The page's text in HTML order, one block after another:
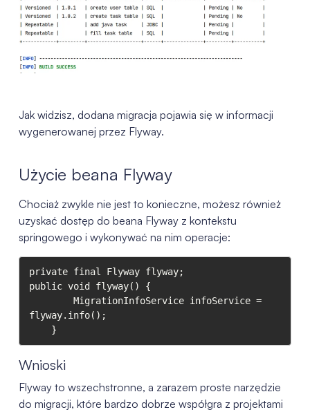
Jak widzisz, dodana migracja pojawia się w informacji
wygenerowanej przez Flyway.
Użycie beana Flyway
Chociaż zwykle nie jest to konieczne, możesz również
uzyskać dostęp do beana Flyway z kontekstu
springowego i wykonywać na nim operacje:
private final Flyway flyway;
public void flyway() {
flyway.info();
    }
Wnioski
Flyway to wszechstronne, a zarazem proste narzędzie
do migracji, które bardzo dobrze współgra z projektami